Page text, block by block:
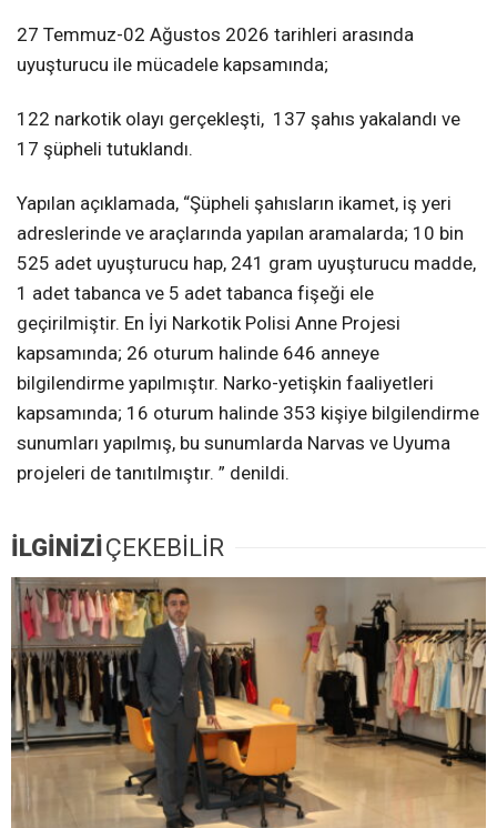
27 Temmuz-02 Ağustos 2026 tarihleri arasında
uyuşturucu ile mücadele kapsamında;
122 narkotik olayı gerçekleşti, 137 şahıs yakalandı ve
17 şüpheli tutuklandı.
Yapılan açıklamada, “Şüpheli şahısların ikamet, iş yeri
adreslerinde ve araçlarında yapılan aramalarda; 10 bin
525 adet uyuşturucu hap, 241 gram uyuşturucu madde,
1 adet tabanca ve 5 adet tabanca fişeği ele
geçirilmiştir. En İyi Narkotik Polisi Anne Projesi
kapsamında; 26 oturum halinde 646 anneye
bilgilendirme yapılmıştır. Narko-yetişkin faaliyetleri
kapsamında; 16 oturum halinde 353 kişiye bilgilendirme
sunumları yapılmış, bu sunumlarda Narvas ve Uyuma
projeleri de tanıtılmıştır. ” denildi.
İLGİNİZİÇEKEBİLİR